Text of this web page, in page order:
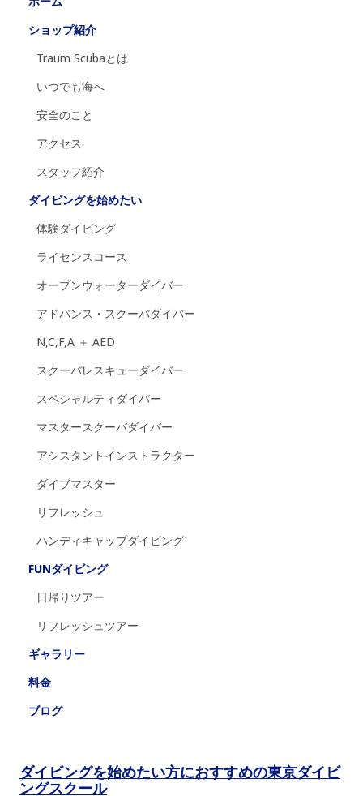
ショップ紹介
Traum Scubaとは
いつでも海へ
安全のこと
アクセス
スタッフ紹介
ダイビングを始めたい
体験ダイビング
ライセンスコース
オープンウォーターダイバー
アドバンス・スクーバダイバー
N,C,F,A ＋ AED
スクーバレスキューダイバー
スペシャルティダイバー
マスタースクーバダイバー
アシスタントインストラクター
ダイブマスター
リフレッシュ
ハンディキャップダイビング
FUNダイビング
日帰りツアー
リフレッシュツアー
ギャラリー
料金
ブログ
ダイビングを始めたい方におすすめの東京ダイビ
ングスクール